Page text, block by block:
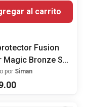
al carrito
Fusion
Magic Bronze SPF
por Siman
.00